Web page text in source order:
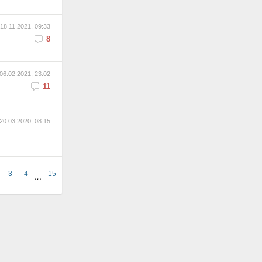
18.11.2021, 09:33
8
06.02.2021, 23:02
11
20.03.2020, 08:15
3 4 … 15